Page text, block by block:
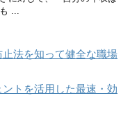
...
法を知って健全な職場
トを活用した最速・効